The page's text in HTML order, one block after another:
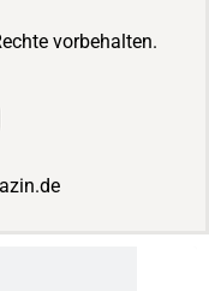
vorbehalten.